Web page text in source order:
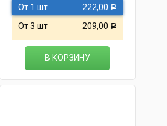
От 1 шт 222,00 Р
От 3 шт 209,00 Р
В КОРЗИНУ